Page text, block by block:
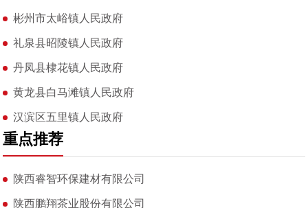
彬州市太峪镇人民政府
礼泉县昭陵镇人民政府
丹凤县棣花镇人民政府
黄龙县白马滩镇人民政府
汉滨区五里镇人民政府
重点推荐
陕西睿智环保建材有限公司
陕西鹏翔茶业股份有限公司